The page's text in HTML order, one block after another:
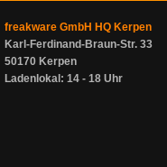
freakware GmbH HQ Kerpen
Karl-Ferdinand-Braun-Str. 33
50170 Kerpen
Ladenlokal: 14 - 18 Uhr